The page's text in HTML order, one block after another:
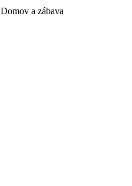
Domov a zábava